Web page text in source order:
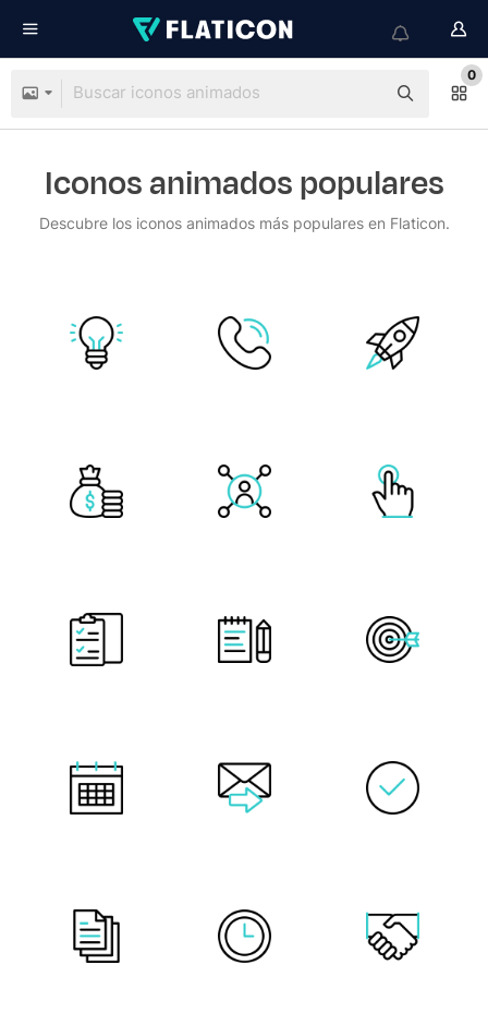
0
Iconos animados populares
Descubre los iconos animados más populares en Flaticon.